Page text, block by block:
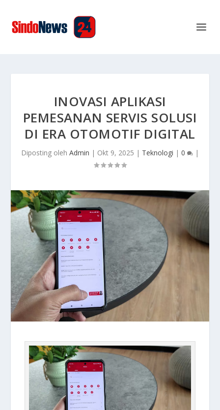
INOVASI APLIKASI
PEMESANAN SERVIS SOLUSI
DI ERA OTOMOTIF DIGITAL
Diposting oleh Admin | Okt 9, 2025 | Teknologi | 0 |